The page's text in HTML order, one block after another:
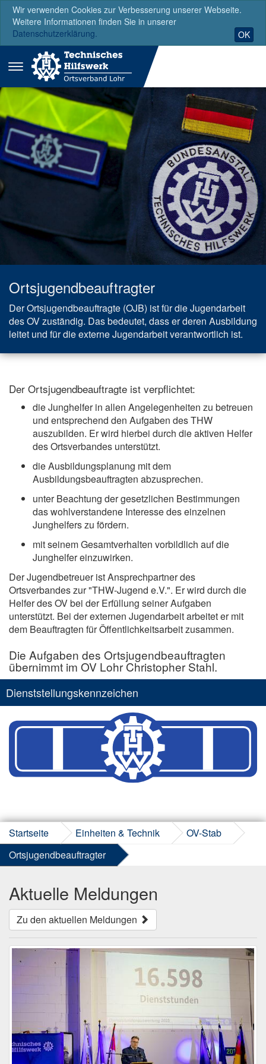
Wir verwenden Cookies zur Verbesserung unserer Webseite.
Weitere Informationen finden Sie in unserer
Datenschutzerklärung.
OK
Menü
ausklappen
Ortsjugendbeauftragter
Der Ortsjugendbeauftragte (OJB) ist für die Jugendarbeit
des OV zuständig. Das bedeutet, dass er deren Ausbildung
leitet und für die externe Jugendarbeit verantwortlich ist.
Der Ortsjugendbeauftragte ist verpflichtet:
die Junghelfer in allen Angelegenheiten zu betreuen
und entsprechend den Aufgaben des THW
auszubilden. Er wird hierbei durch die aktiven Helfer
des Ortsverbandes unterstützt.
die Ausbildungsplanung mit dem
Ausbildungsbeauftragten abzusprechen.
unter Beachtung der gesetzlichen Bestimmungen
das wohlverstandene Interesse des einzelnen
Junghelfers zu fördern.
mit seinem Gesamtverhalten vorbildlich auf die
Junghelfer einzuwirken.
Der Jugendbetreuer ist Ansprechpartner des
Ortsverbandes zur "THW-Jugend e.V.". Er wird durch die
Helfer des OV bei der Erfüllung seiner Aufgaben
unterstützt. Bei der externen Jugendarbeit arbeitet er mit
dem Beauftragten für Öffentlichkeitsarbeit zusammen.
Die Aufgaben des Ortsjugendbeauftragten
übernimmt im OV Lohr Christopher Stahl.
Dienststellungskennzeichen
Startseite Einheiten & Technik
OV-Stab
Ortsjugendbeauftragter
Aktuelle Meldungen
Zu den aktuellen Meldungen